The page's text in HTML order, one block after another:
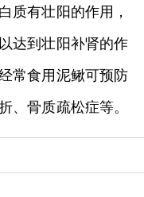
质有壮阳的作用，
达到壮阳补肾的作
常食用泥鳅可预防
、骨质疏松症等。